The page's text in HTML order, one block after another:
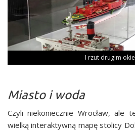
I rzut dru­gim
Miasto i woda
Czy­li nie­ko­niecz­nie Wro­cław, ale
wiel­ką inte­rak­tyw­ną mapę sto­li­cy